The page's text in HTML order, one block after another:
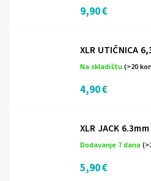
9,90 €
XLR UTIČNICA
Na skladištu(>20
4,90 €
XLR JACK
Dodavanje 7 dana
5,90 €